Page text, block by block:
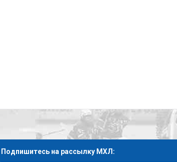
Подпишитесь на рассылку МХЛ: